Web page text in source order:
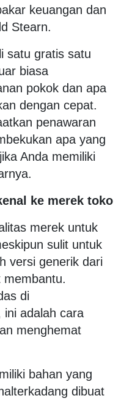
keuangan dan
Stearn.
satu gratis satu
biasa
pokok dan apa
dengan cepat.
penawaran
apa yang
Anda memiliki
ke merek toko
merek untuk
sulit untuk
versi generik dari
di
ini adalah cara
menghemat
bahan yang
dibuat